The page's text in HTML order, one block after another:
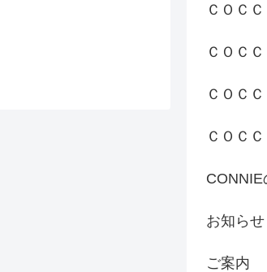
ＣＯＣ
ＣＯＣ
ＣＯＣ
ＣＯＣ
CONNIE
お知らせ
ご案内